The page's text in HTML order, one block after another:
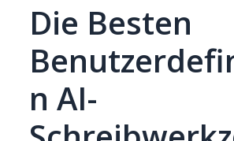
Die Besten
N AI-